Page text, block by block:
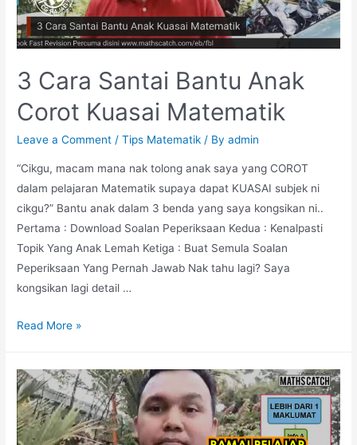
3 Cara Santai Bantu Anak
Corot Kuasai Matematik
Leave a Comment /Tips Matematik / Byadmin
“Cikgu, macam mana nak tolong anak saya yang COROT
dalam pelajaran Matematik supaya dapat KUASAI subjek ni
cikgu?” Bantu anak dalam 3 benda yang saya kongsikan ni..
Pertama : Download Soalan Peperiksaan Kedua : Kenalpasti
Topik Yang Anak Lemah Ketiga : Buat Semula Soalan
Peperiksaan Yang Pernah Jawab Nak tahu lagi? Saya
kongsikan lagi detail …
3
Bantu
Anak
Corot
Read More »